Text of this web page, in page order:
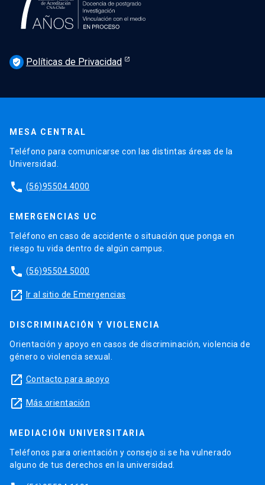
verified_user Políticas de Privacidad
MESA CENTRAL
Teléfono para comunicarse con las distintas áreas de la
Universidad.
phone (56)95504 4000
EMERGENCIAS UC
Teléfono en caso de accidente o situación que ponga en
riesgo tu vida dentro de algún campus.
phone (56)95504 5000
launch Ir al sitio de Emergencias
DISCRIMINACIÓN Y VIOLENCIA
Orientación y apoyo en casos de discriminación, violencia de
género o violencia sexual.
launch Contacto para apoyo
launch Más orientación
MEDIACIÓN UNIVERSITARIA
Teléfonos para orientación y consejo si se ha vulnerado
alguno de tus derechos en la universidad.